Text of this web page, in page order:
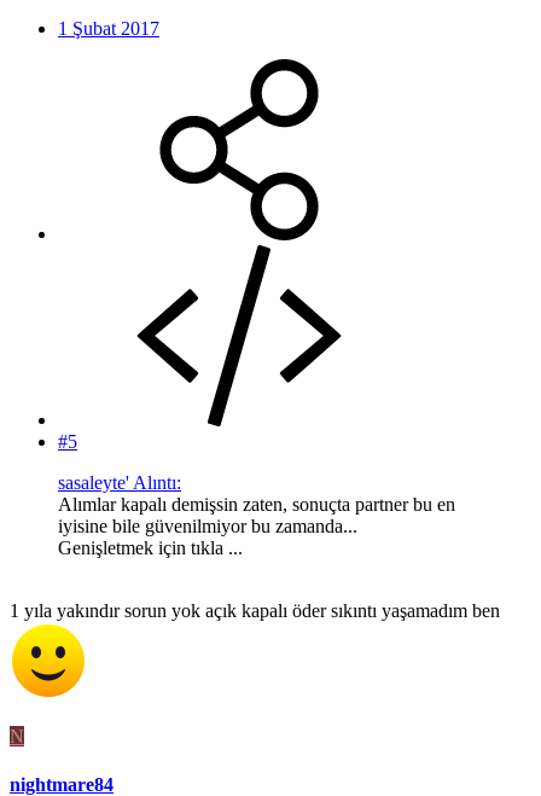
1 Şubat 2017
#5
sasaleyte' Alıntı:
Alımlar kapalı demişsin zaten, sonuçta partner bu en
iyisine bile güvenilmiyor bu zamanda...
Genişletmek için tıkla ...
1 yıla yakındır sorun yok açık kapalı öder sıkıntı yaşamadım ben
N
nightmare84